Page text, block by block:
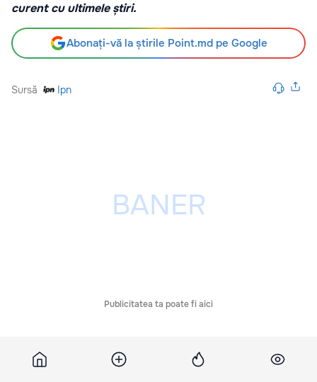
curent cu ultimele știri.
Abonați-vă la știrile Point.md pe Google
Sursă Ipn
Publicitatea ta poate fi aici